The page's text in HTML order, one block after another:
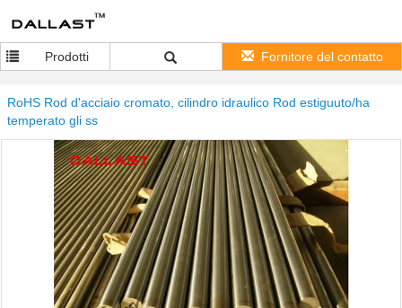
Prodotti Fornitore del contatto
RoHS Rod d'acciaio cromato, cilindro idraulico Rod estiguuto/ha
temperato gli ss